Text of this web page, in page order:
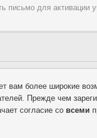
письмо для активации
вам более широкие
Прежде чем
согласие со всеми